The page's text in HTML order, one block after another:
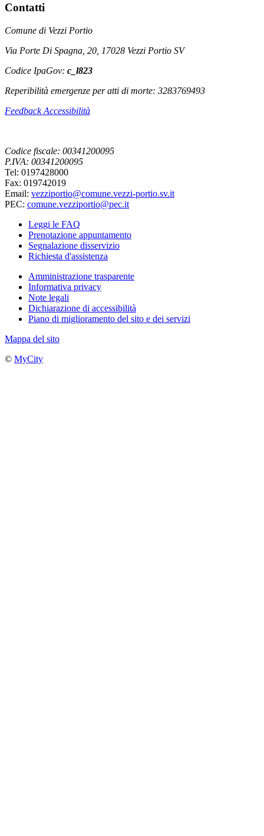
Contatti
Comune di Vezzi Portio
Via Porte Di Spagna, 20, 17028 Vezzi Portio SV
Codice IpaGov: c_l823
Reperibilità emergenze per atti di morte: 3283769493
Feedback Accessibilità
Codice fiscale: 00341200095
P.IVA: 00341200095
Tel: 0197428000
Fax: 019742019
Email: vezziportio@comune.vezzi-portio.sv.it
PEC: comune.vezziportio@pec.it
Leggi le FAQ
Prenotazione appuntamento
Segnalazione disservizio
Richiesta d'assistenza
Amministrazione trasparente
Informativa privacy
Note legali
Dichiarazione di accessibilità
Piano di miglioramento del sito e dei servizi
Mappa del sito
© MyCity